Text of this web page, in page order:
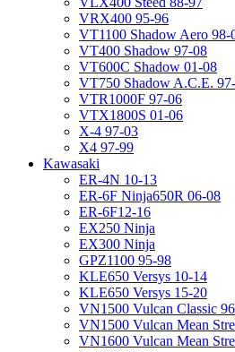
VRX400 95-96
VT1100 Shadow Aero 98-
VT400 Shadow 97-08
VT600C Shadow 01-08
VT750 Shadow A.C.E.
VTR1000F 97-06
VTX1800S 01-06
X-4 97-03
X4 97-99
Kawasaki
ER-4N 10-13
ER-6F Ninja650R 06-08
ER-6F12-16
EX250 Ninja
EX300 Ninja
GPZ1100 95-98
KLE650 Versys 10-14
KLE650 Versys 15-20
VN1500 Vulcan Classic
VN1500 Vulcan Mean
VN1600 Vulcan Mean